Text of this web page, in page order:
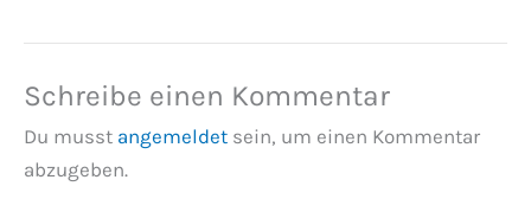
Schreibe einen Kommentar
Du musst angemeldet sein, um einen Kommentar
abzugeben.